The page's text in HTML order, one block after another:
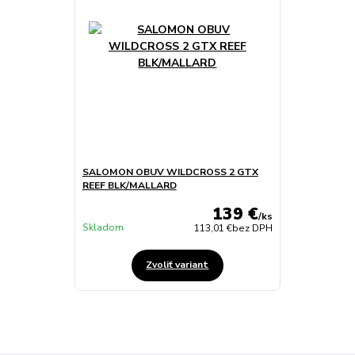
SALOMON OBUV WILDCROSS 2 GTX
REEF BLK/MALLARD
139 €/ks
113,01 €bez DPH
Skladom
Zvoliť variant